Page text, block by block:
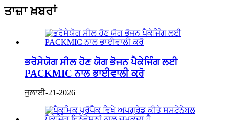
ਤਾਜ਼ਾ ਖ਼ਬਰਾਂ
ਭਰੋਸੇਯੋਗ ਸੀਲ ਹੋਣ ਯੋਗ ਭੋਜਨ ਪੈਕੇਜਿੰਗ ਲਈ
PACKMIC ਨਾਲ ਭਾਈਵਾਲੀ ਕਰੋ
ਜੁਲਾਈ-21-2026